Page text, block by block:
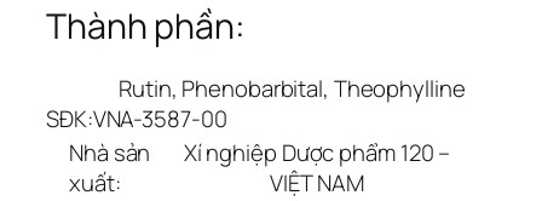
Thành phần:
Rutin, Phenobarbital, Theophylline
SĐK:VNA-3587-00
Nhà sản
xuất:
Xí nghiệp Dược phẩm 120 –
VIỆT NAM